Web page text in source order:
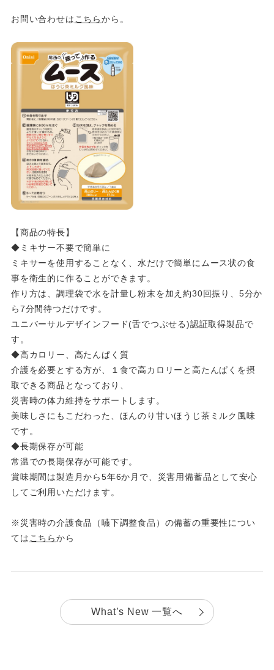
お問い合わせは こちらから。
【商品の特長】
◆ミキサー不要で簡単に
ミキサーを使用することなく、水だけで簡単にムース状の食
事を衛生的に作ることができます。
作り方は、調理袋で水を計量し粉末を加え約30回振り、5分か
ら7分間待つだけです。
ユニバーサルデザインフード(舌でつぶせる)認証取得製品で
す。
◆高カロリー、高たんぱく質
介護を必要とする方が、１食で高カロリーと高たんぱくを摂
取できる商品となっており、
災害時の体力維持をサポートします。
美味しさにもこだわった、ほんのり甘いほうじ茶ミルク風味
です。
◆長期保存が可能
常温での長期保存が可能です。
賞味期間は製造月から5年6か月で、災害用備蓄品として安心
してご利用いただけます。
※災害時の介護食品（嚥下調整食品）の備蓄の重要性につい
てはこちらから
What’s New 一覧へ